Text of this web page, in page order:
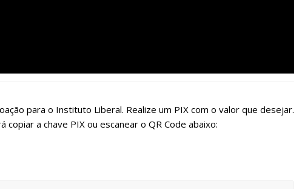
para o Instituto Liberal. Realize um PIX com o valor que desejar.
copiar a chave PIX ou escanear o QR Code abaixo: